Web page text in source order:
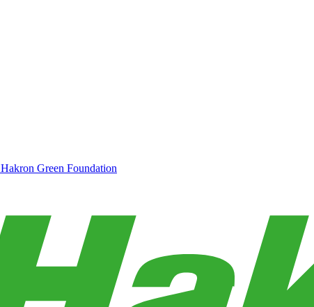
Hakron Green Foundation